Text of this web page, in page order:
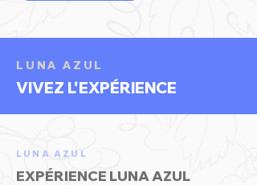
LUNA AZUL
VIVEZ L'EXPÉRIENCE
LUNA AZUL
EXPÉRIENCE LUNA AZUL